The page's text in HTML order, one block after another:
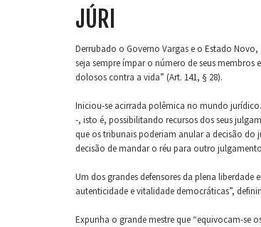
JÚRI
Derrubado o Governo Vargas e o Estado
seja sempre ímpar o número de seus
dolosos contra a vida” (Art. 141, § 28).
Iniciou-se acirrada polêmica no mundo
-, isto é, possibilitando recursos dos seus
que os tribunais poderiam anular a decisão do
decisão de mandar o réu para outro
Um dos grandes defensores da plena
autenticidade e vitalidade democráticas”,
Expunha o grande mestre que “equivocam-